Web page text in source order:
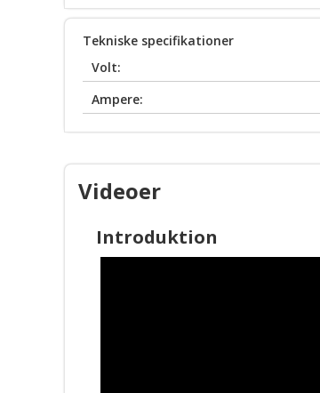
Tekniske specifikationer
Volt:
Ampere:
Videoer
Introduktion